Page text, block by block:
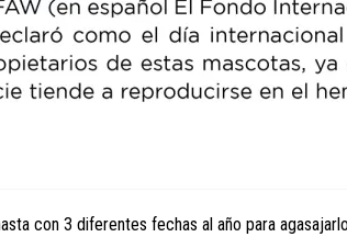
con 3 diferentes fechas al año para